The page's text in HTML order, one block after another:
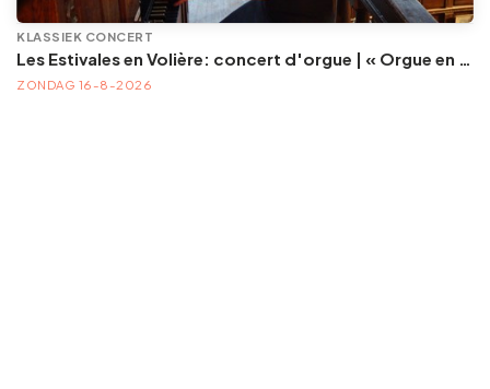
KLASSIEK CONCERT
Les Estivales en Volière: concert d'orgue | « Orgue en Volière » , les 3e dimanches du mois (été) audition d’orgue (accès libre)
ZONDAG 16-8-2026